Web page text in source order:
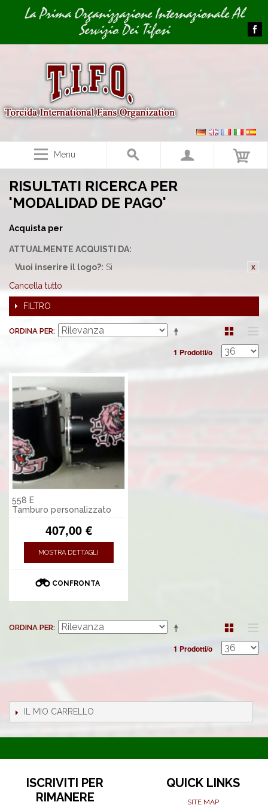
Image 01La Prima Organizzazione Internazionale Al
Servizio Dei Tifosi
Menu
RISULTATI RICERCA PER
'MODALIDAD DE PAGO'
Acquista per
ATTUALMENTE ACQUISTI DA:
Vuoi inserire il logo?: Si
Cancella tutto
FILTRO
ORDINA PER
1 Prodotti/o
558 E
Tamburo personalizzato
407,00 €
MOSTRA DETTAGLI
CONFRONTA
ORDINA PER
1 Prodotti/o
IL MIO CARRELLO
ISCRIVITI PER
RIMANERE
QUICK LINKS
SITE MAP